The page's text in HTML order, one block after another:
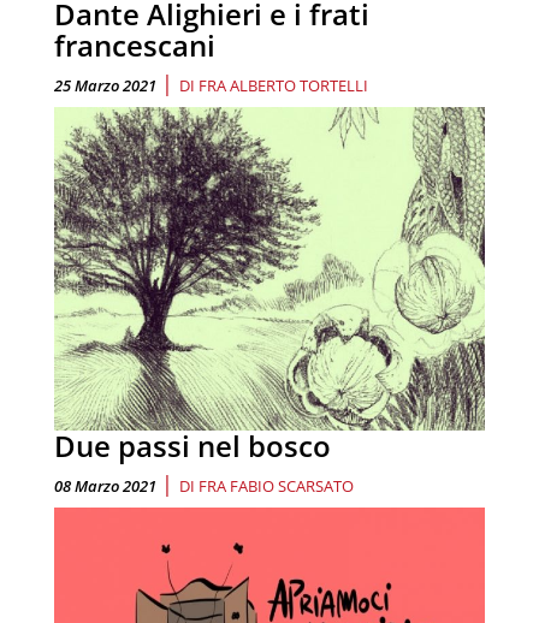
Dante Alighieri e i frati
francescani
25 Marzo 2021 | DI FRA ALBERTO TORTELLI
Due passi nel bosco
08 Marzo 2021 | DI FRA FABIO SCARSATO